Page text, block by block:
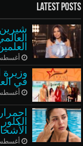
Latest Posts
شيرين
أغسطس 8,
في
أغسطس 7,
أغسطس 7,